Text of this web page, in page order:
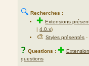
🔍 Recherches :
✚Extensions
|4.0.x)
🎨Styles présentés -
? Questions : ✚
questions